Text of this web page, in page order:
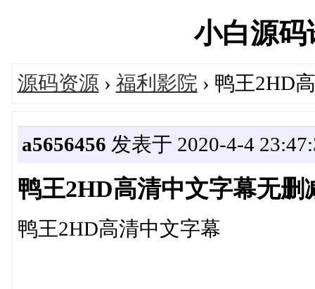
小白源
源码资源 › 福利影院 › 鸭王2HD
a5656456 发表于 2020-4-4
鸭王2HD高清中文字幕无删
鸭王2HD高清中文字幕